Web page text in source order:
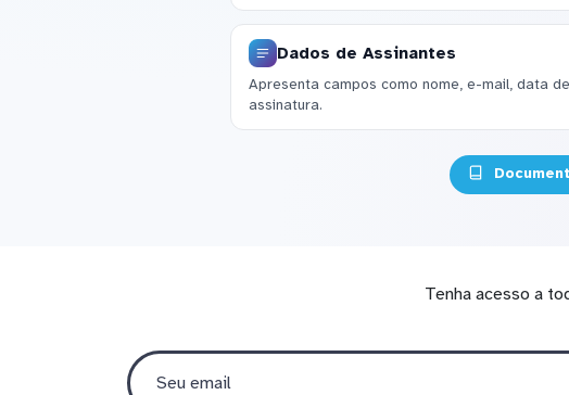
Dados de Assinantes
Apresenta campos como nome, e-mail, data
assinatura.
Tenha acesso a